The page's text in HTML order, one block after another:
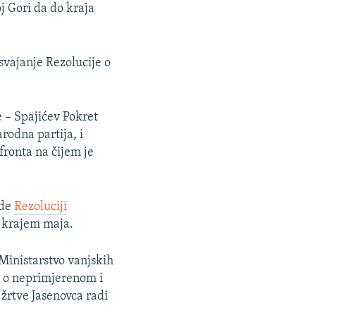
Gori da do kraja
Rezolucije o
Spajićev Pokret
partija, i
na čijem je
Rezoluciji
maja.
vanjskih
o neprimjerenom i
žrtve Jasenovca radi